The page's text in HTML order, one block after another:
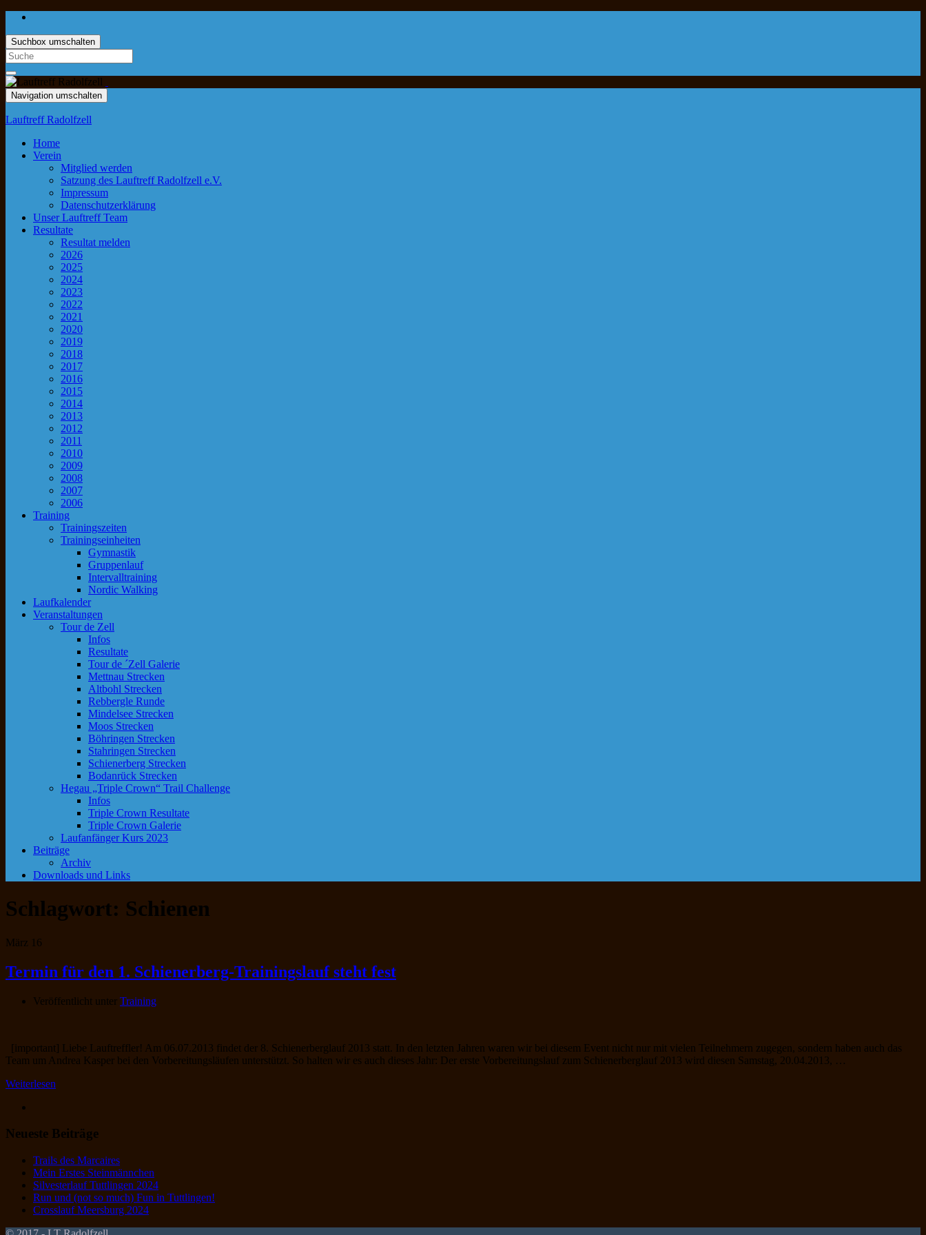
Suchbox umschalten
Navigation umschalten
Lauftreff Radolfzell
Home
Verein
Mitglied werden
Satzung des Lauftreff Radolfzell e.V.
Impressum
Datenschutzerklärung
Unser Lauftreff Team
Resultate
Resultat melden
2026
2025
2024
2023
2022
2021
2020
2019
2018
2017
2016
2015
2014
2013
2012
2011
2010
2009
2008
2007
2006
Training
Trainingszeiten
Trainingseinheiten
Gymnastik
Gruppenlauf
Intervalltraining
Nordic Walking
Laufkalender
Veranstaltungen
Tour de Zell
Infos
Resultate
Tour de ´Zell Galerie
Mettnau Strecken
Altbohl Strecken
Rebbergle Runde
Mindelsee Strecken
Moos Strecken
Böhringen Strecken
Stahringen Strecken
Schienerberg Strecken
Bodanrück Strecken
Hegau „Triple Crown“ Trail Challenge
Infos
Triple Crown Resultate
Triple Crown Galerie
Laufanfänger Kurs 2023
Beiträge
Archiv
Downloads und Links
Schlagwort: Schienen
März 16
Termin für den 1. Schienerberg-Trainingslauf steht fest
Veröffentlicht unter Training
[important] Liebe Lauftreffler! Am 06.07.2013 findet der 8. Schienerberglauf 2013 statt. In den letzten Jahren waren wir bei diesem Event nicht nur mit vielen Teilnehmern zugegen, sondern haben auch das
Team um Andrea Kasper bei den Vorbereitungsläufen unterstützt. So halten wir es auch dieses Jahr: Der erste Vorbereitungslauf zum Schienerberglauf 2013 wird diesen Samstag, 20.04.2013, …
Weiterlesen
Neueste Beiträge
Trails des Marcaires
Mein Erstes Steinmännchen
Silvesterlauf Tuttlingen 2024
Run und (not so much) Fun in Tuttlingen!
Crosslauf Meersburg 2024